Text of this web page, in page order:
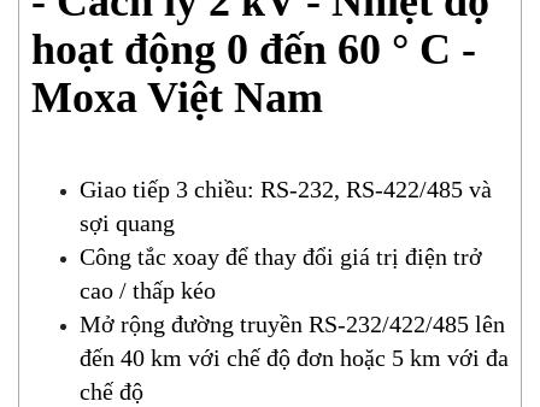
hoạt động 0 đến 60 ° C -
Moxa Việt Nam
Giao tiếp 3 chiều: RS-232, RS-422/485 và
sợi quang
Công tắc xoay để thay đổi giá trị điện trở
cao / thấp kéo
Mở rộng đường truyền RS-232/422/485 lên
đến 40 km với chế độ đơn hoặc 5 km với đa
chế độ